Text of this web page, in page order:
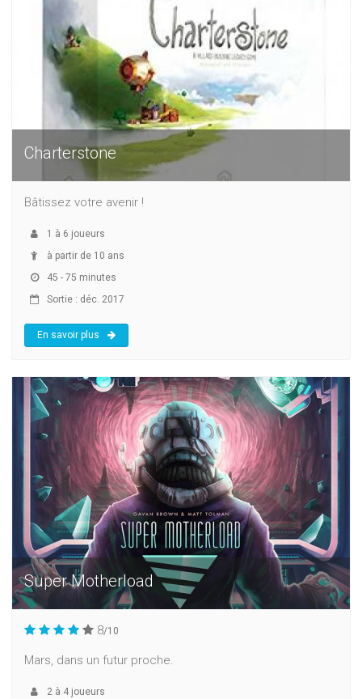
Charterstone
Bâtissez votre avenir !
1 à 6 joueurs
à partir de 10 ans
45 - 75 minutes
Sortie : déc. 2017
En savoir plus
Super Motherload
8/10
Mars, dans un futur proche.
2 à 4 joueurs